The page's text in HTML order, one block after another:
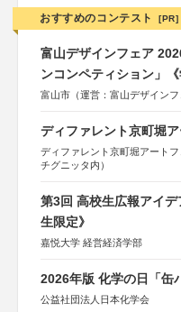
おすすめのコンテスト [PR]
富山デザインフェア
ンコンペティション」《
富山市（運営：富山デザインフ
ディファレント京町堀
ディファレント京町堀アート
チグニッタ内）
第3回 高校生広報アイ
生限定》
嘉悦大学 経営経済学部
2026年版 化学の日「缶
公益社団法人日本化学会